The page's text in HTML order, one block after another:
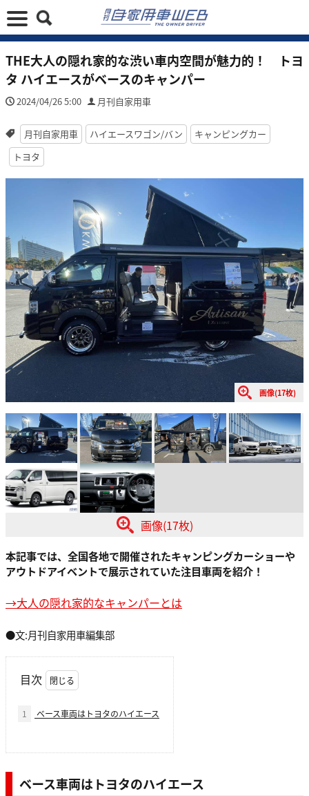
THE大人の隠れ家的な渋い車内空間が魅力的！ トヨ
タ ハイエースがベースのキャンパー
2024/04/26 5:00 月刊自家用車
月刊自家用車 ハイエースワゴン/バン
キャンピングカー
トヨタ
画像(17枚)
画像(17枚)
本記事では、全国各地で開催されたキャンピングカーショーや
アウトドアイベントで展示されていた注目車両を紹介！
→大人の隠れ家的なキャンパーとは
●文:月刊自家用車編集部
目次
1 ベース車両はトヨタのハイエース
ベース車両はトヨタのハイエース